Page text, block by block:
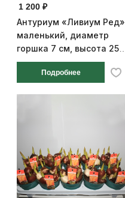
1 200 ₽
Антуриум «Ливиум Ред»,
маленький, диаметр
горшка 7 см, высота 25
см
Подробнее